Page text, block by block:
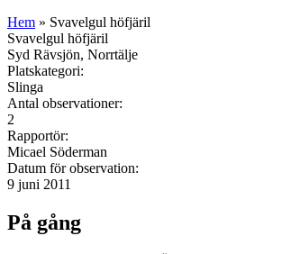
Hem » Svavelgul höfjäril
Svavelgul höfjäril
Syd Rävsjön, Norrtälje
Platskategori:
Slinga
Antal observationer:
2
Rapportör:
Micael Söderman
Datum för observation:
9 juni 2011
På gång